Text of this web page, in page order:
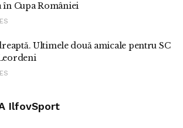
în Cupa României
Ultimele două amicale pentru SC
IlfovSport